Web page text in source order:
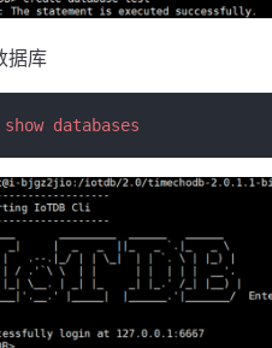
据库
show databases